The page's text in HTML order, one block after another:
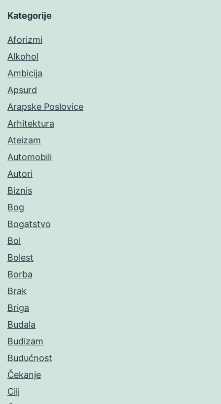
Kategorije
Aforizmi
Alkohol
Ambicija
Apsurd
Arapske Poslovice
Arhitektura
Ateizam
Automobili
Autori
Biznis
Bog
Bogatstvo
Bol
Bolest
Borba
Brak
Briga
Budala
Budizam
Budućnost
Čekanje
Cilj